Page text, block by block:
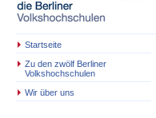
Startseite
Zu den zwölf Berliner
Volkshochschulen
Wir über uns